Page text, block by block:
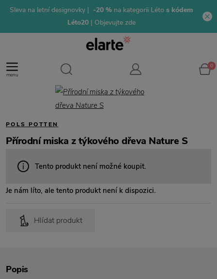
Sleva na letní designovky | -20 % na kategorii Léto s kódem
Léto20 | Objevujte zde
menu
0
POLS POTTEN
Přírodní miska z týkového dřeva Nature S
Tento produkt není možné koupit.
Je nám líto, ale tento produkt není k dispozici.
Hlídat produkt
Popis